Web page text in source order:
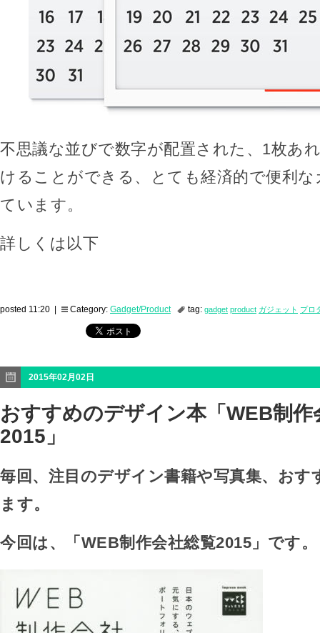
不思議な並びで数字が配置された、1枚あ
けることができる、とても経済的で便利
ています。
詳しくは以下
posted 11:20 | Category: Gadget/Product tag: gadget product ガジェット プロ
2015年02月02日
おすすめのデザイン本「WEB制作
2015」
毎回、注目のデザイン書籍や写真集、おす
ます。
今回は、「WEB制作会社総覧2015」です。